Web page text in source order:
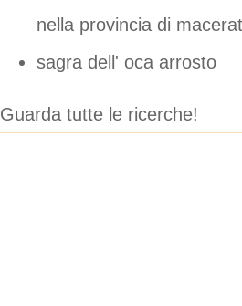
nella provincia di
sagra dell' oca arrosto
Guarda tutte le ricerche!